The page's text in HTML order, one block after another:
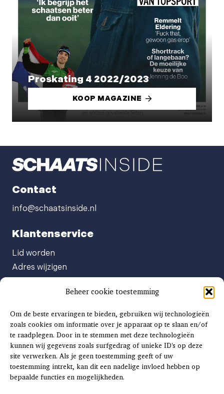
Beheer cookie toestemming
Om de beste ervaringen te bieden, gebruiken wij technologieën
zoals cookies om informatie over je apparaat op te slaan en/of
te raadplegen. Door in te stemmen met deze technologieën
kunnen wij gegevens zoals surfgedrag of unieke ID's op deze
site verwerken. Als je geen toestemming geeft of uw
toestemming intrekt, kan dit een nadelige invloed hebben op
bepaalde functies en mogelijkheden.
Proskating 4 2022/2023
KOOP MAGAZINE
Contact
info@schaatsinside.nl
Klantenservice
Lid worden
Adres wijzigen
Abonnement opzeggen
Afgeven automatische incasso
Factuur betalen
Klachtenformulier
Overige vragen
Adverteren